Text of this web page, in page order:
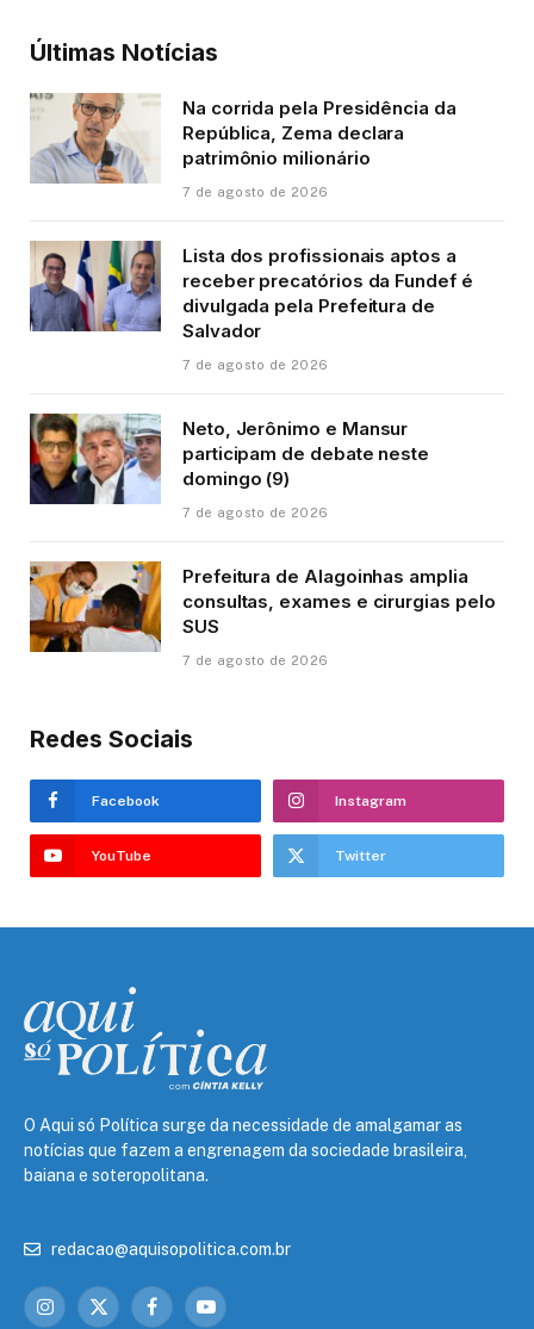
Últimas Notícias
Na corrida pela Presidência da
República, Zema declara
patrimônio milionário
7 de agosto de 2026
Lista dos profissionais aptos a
receber precatórios da Fundef é
divulgada pela Prefeitura de
Salvador
7 de agosto de 2026
Neto, Jerônimo e Mansur
participam de debate neste
domingo (9)
7 de agosto de 2026
Prefeitura de Alagoinhas amplia
consultas, exames e cirurgias pelo
SUS
7 de agosto de 2026
Redes Sociais
Facebook Instagram
YouTube Twitter
O Aqui só Política surge da necessidade de amalgamar as
notícias que fazem a engrenagem da sociedade brasileira,
baiana e soteropolitana.
redacao@aquisopolitica.com.br
Instagram
X FacebookYouTube